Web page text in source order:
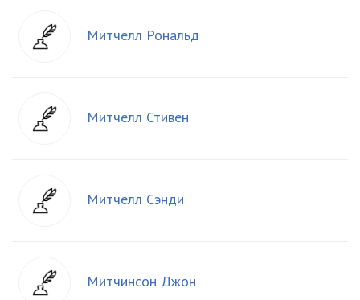
Митчелл Рональд
Митчелл Стивен
Митчелл Сэнди
Митчинсон Джон